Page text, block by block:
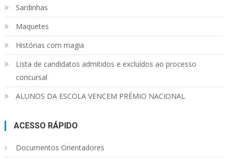
Sardinhas
Maquetes
Histórias com magia
Lista de candidatos admitidos e excluídos ao processo
concursal
ALUNOS DA ESCOLA VENCEM PRÉMIO NACIONAL
ACESSO RÁPIDO
Documentos Orientadores